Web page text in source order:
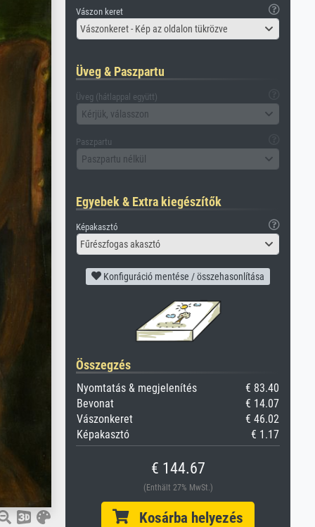
Vászon keret
Vászonkeret - Kép az oldalon tükrözve
Üveg & Paszpartu
Üveg (hátlappal együtt)
Kérjük, válasszon
Paszpartu
Paszpartu nélkül
Egyebek & Extra kiegészítők
Képakasztó
Fűrészfogas akasztó
Konfiguráció mentése / összehasonlítása
Összegzés
Nyomtatás & megjelenítés
€ 83.40
Bevonat
€ 14.07
Vászonkeret
€ 46.02
Képakasztó
€ 1.17
€ 144.67
(Enthält 27% MwSt.)
Kosárba helyezés